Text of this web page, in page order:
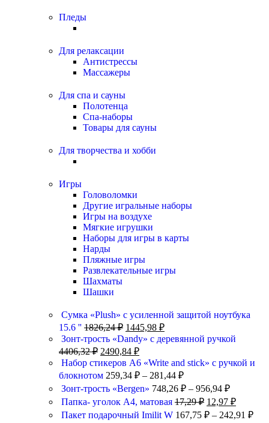
Пледы
Для релаксации
Антистрессы
Массажеры
Для спа и сауны
Полотенца
Спа-наборы
Товары для сауны
Для творчества и хобби
Игры
Головоломки
Другие игральные наборы
Игры на воздухе
Мягкие игрушки
Наборы для игры в карты
Нарды
Пляжные игры
Развлекательные игры
Шахматы
Шашки
Сумка «Plush» c усиленной защитой ноутбука
15.6 '' 1826,24₽ 1445,98 ₽
Зонт-трость «Dandy» с деревянной ручкой
4406,32₽ 2490,84 ₽
Набор стикеров А6 «Write and stick» с ручкой и
блокнотом 259,34 ₽ – 281,44 ₽
Зонт-трость «Bergen» 748,26 ₽ – 956,94 ₽
Папка- уголок А4, матовая 17,29₽ 12,97 ₽
Пакет подарочный Imilit W 167,75 ₽ – 242,91 ₽